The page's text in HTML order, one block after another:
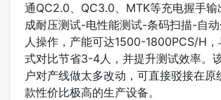
通QC2.0、QC3.0、MTK等充电握手输
成耐压测试-电性能测试-条码扫描-自
人操作，产能可达1500-1800PCS/H
式对比节省3-4人，并提升测试效率。
户对产线做太多改动，可直接驳接在原
款性价比极高的生产设备。